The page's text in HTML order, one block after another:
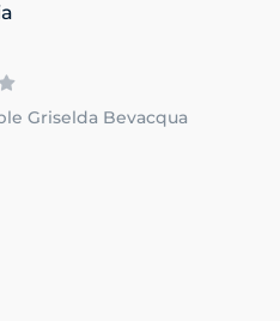
Griselda Bevacqua